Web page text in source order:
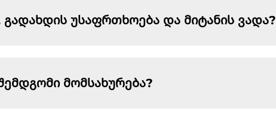
უსაფრთხოება და მიტანის ვადა?
მომსახურება?